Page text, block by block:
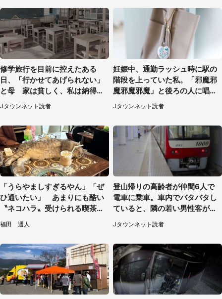
修学旅行を目前に控えたある
日、「行かせてあげられない」
と母 家は貧しく、私は納得し
たけれど...（北海道・70代以上
女性）
Jタウンネット読者
妊娠中、通勤ラッシュ時に駅の
階段を上っていた私。「邪魔邪
魔邪魔邪魔」と後ろの人に唱え
られて（神奈川県・30代女性）
Jタウンネット読者
「うらやましすぎるやん」「ぜ
ひ通いたい」 あまりにも酷い
〝ネコハラ〟受けられる喫茶店
に5.3万人驚がく
福田 週人
登山帰りの高齢者が仲間6人で
電車に乗車。車内でバタバタし
ていると、隣の若い男性客が
（神奈川県・70代女性）
Jタウンネット読者